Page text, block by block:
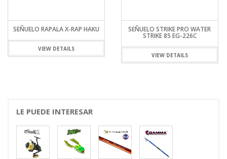
SEÑUELO RAPALA X-RAP HAKU
VIEW DETAILS
SEÑUELO STRIKE PRO WATER
STRIKE 85 EG-226C
VIEW DETAILS
LE PUEDE INTERESAR